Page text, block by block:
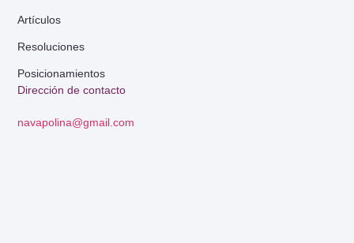
Dirección de contacto
navapolina@gmail.com
Artículos
Resoluciones
Posicionamientos